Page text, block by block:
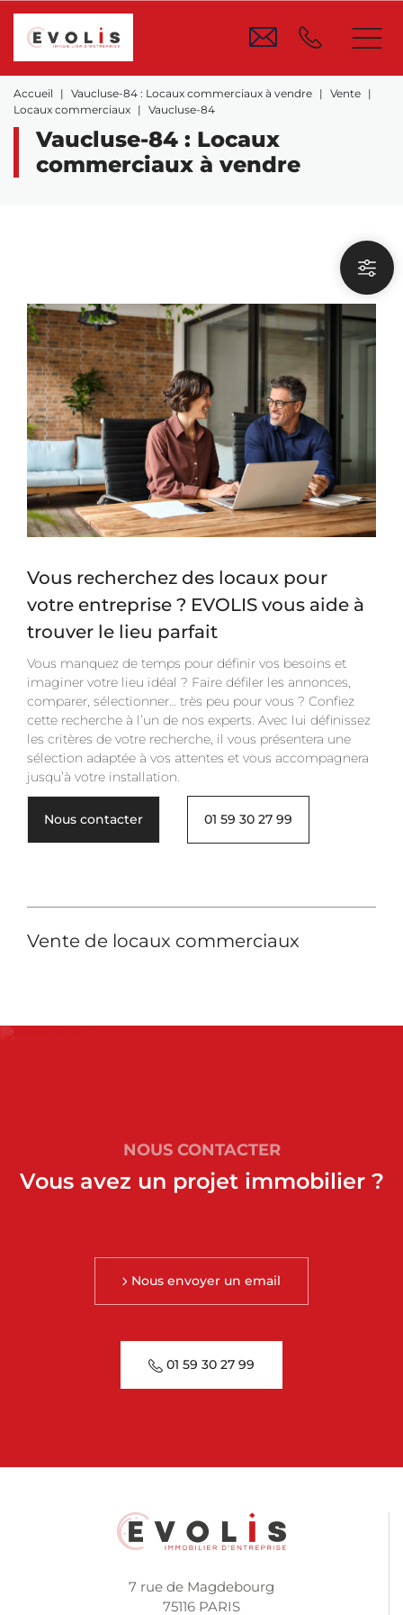
Accueil Vaucluse-84 : Locaux commerciaux à vendre
Vente
Locaux commerciaux
Vaucluse-84
Vaucluse-84 : Locaux
commerciaux à vendre
Vous recherchez des locaux pour
votre entreprise ? EVOLIS vous aide à
trouver le lieu parfait
Vous manquez de temps pour définir vos besoins et
imaginer votre lieu idéal ? Faire défiler les annonces,
comparer, sélectionner… très peu pour vous ? Confiez
cette recherche à l’un de nos experts. Avec lui définissez
les critères de votre recherche, il vous présentera une
sélection adaptée à vos attentes et vous accompagnera
jusqu’à votre installation.
Nous contacter 01 59 30 27 99
Vente de locaux commerciaux
NOUS CONTACTER
Vous avez un projet immobilier ?
Nous envoyer un email
01 59 30 27 99
7 rue de Magdebourg
75116 PARIS